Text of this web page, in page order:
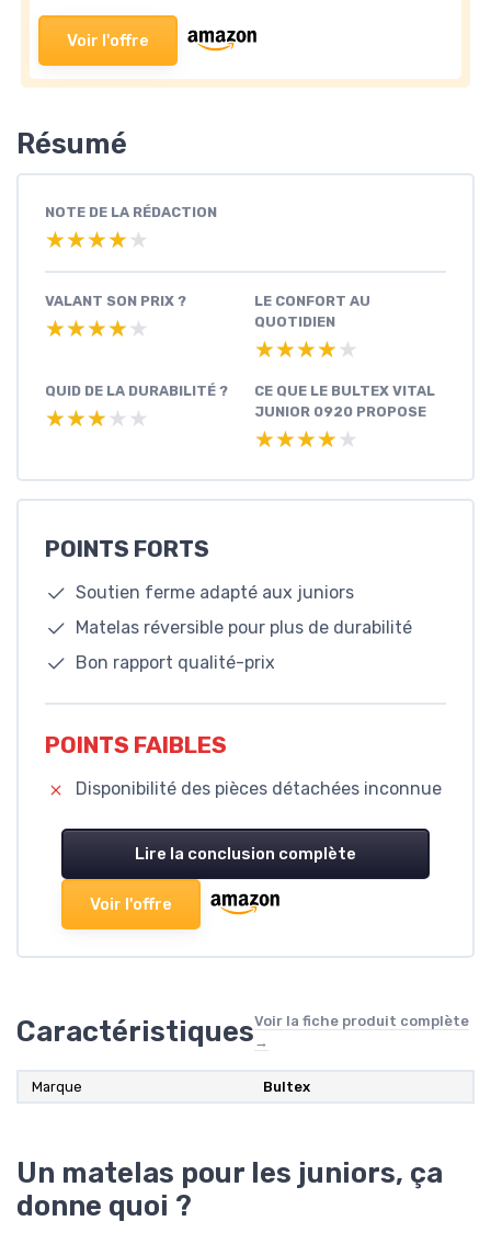
Voir l'offre
Résumé
NOTE DE LA RÉDACTION
★★★★★
★★★★★
VALANT SON PRIX ?
★★★★★
★★★★★
LE CONFORT AU
QUOTIDIEN
★★★★★
★★★★★
QUID DE LA DURABILITÉ ?
★★★★★
★★★★★
CE QUE LE BULTEX VITAL
JUNIOR 0920 PROPOSE
★★★★★
★★★★★
POINTS FORTS
Soutien ferme adapté aux juniors
Matelas réversible pour plus de durabilité
Bon rapport qualité-prix
POINTS FAIBLES
Disponibilité des pièces détachées inconnue
Lire la conclusion complète
Voir l'offre
CaractéristiquesVoir la fiche produit complète
→
Marque ‎Bultex
Un matelas pour les juniors, ça
donne quoi ?